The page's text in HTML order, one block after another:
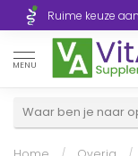
Ruime keuze
MENU